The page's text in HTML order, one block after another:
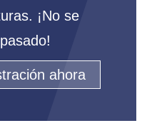
¡No se
ahora